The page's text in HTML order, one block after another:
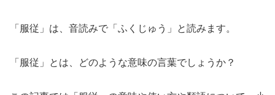
「服従」は、音読みで「ふくじゅう」と読みます。
「服従」とは、どのような意味の言葉でしょうか？